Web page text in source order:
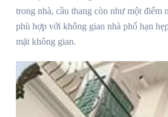
trong nhà, cầu thang còn như một điểm
phù hợp với không gian nhà phố hạn
mặt không gian.